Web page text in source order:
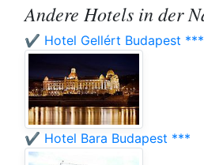
Andere Hotels in der
✔️ Hotel Gellért Budapest
✔️ Hotel Bara Budapest ***